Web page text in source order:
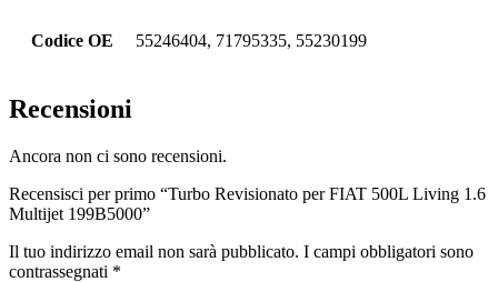
Codice OE 55246404, 71795335, 55230199
Recensioni
Ancora non ci sono recensioni.
Recensisci per primo “Turbo Revisionato per FIAT 500L Living 1.6
Multijet 199B5000”
Il tuo indirizzo email non sarà pubblicato. I campi obbligatori sono
contrassegnati *